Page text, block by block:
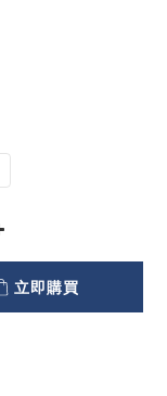
立即購買